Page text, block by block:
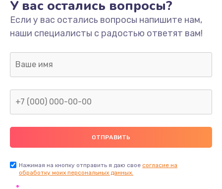
У вас остались вопросы?
Если у вас остались вопросы напишите нам,
наши специалисты с радостью ответят вам!
Нажимая на кнопку отправить я даю свое согласие на
обработку моих персональных данных.